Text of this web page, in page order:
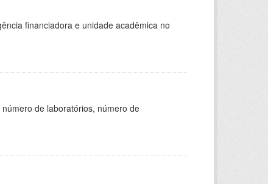
financiadora e unidade acadêmica no
de laboratórios, número de